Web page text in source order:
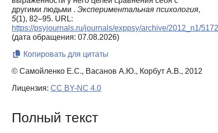
другими людьми . Экспериментальная психология,
5(1), 82–95. URL:
https://psyjournals.ru/journals/exppsy/archive/2012_n1/
(дата обращения: 07.08.2026)
Копировать для цитаты
© Самойленко Е.С., Васанов А.Ю., Корбут А.В., 2012
Лицензия: CC BY-NC 4.0
Полный текст